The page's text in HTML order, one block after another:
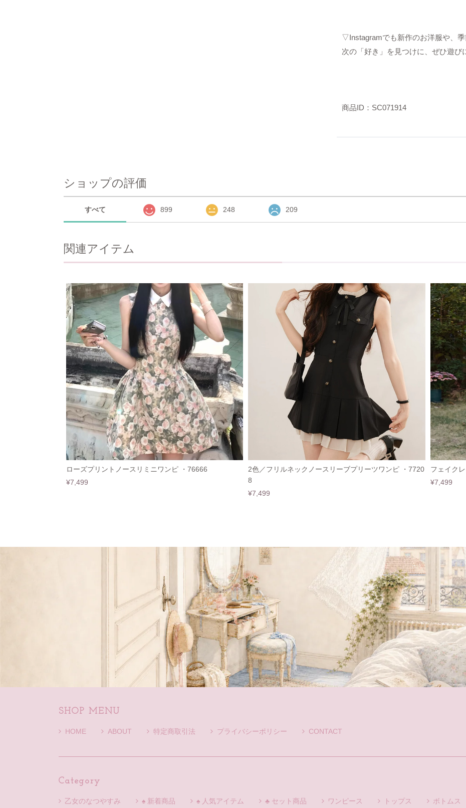
▽Instagramでも新作のお洋服や、季
次の「好き」を見つけに、ぜひ遊び
商品ID：SC071914
ショップの評価
すべて 899 248 209
関連アイテム
ローズプリントノースリミニワンピ ・76666
¥7,499
2色／フリルネックノースリーブプリーツワンピ ・7720
8
¥7,499
フェイク
¥7,499
SHOP MENU
HOME ABOUT 特定商取引法 プライバシーポリシー CONTACT
Category
乙女のなつやすみ ♠ 新着商品 ♠ 人気アイテム ♣ セット商品 ワンピース トップス ボトムス